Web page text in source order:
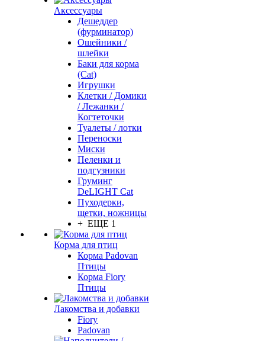
Аксессуары
Дешеддер
(фурминатор)
Ошейники /
шлейки
Баки для корма
(Cat)
Игрушки
Клетки / Домики
/ Лежанки /
Когтеточки
Туалеты / лотки
Переноски
Миски
Пеленки и
подгузники
Груминг
DeLIGHT Cat
Пуходерки,
щетки, ножницы
+ ЕЩЕ 1
Корма для птиц
Корма Padovan
Птицы
Корма Fiory
Птицы
Лакомства и добавки
Fiory
Padovan